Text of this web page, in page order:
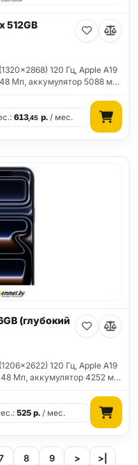
512GB
120 Гц, Apple A19
Мп, аккумулятор 5088 м…
613,45 р./ мес.
(глубокий
120 Гц, Apple A19
Мп, аккумулятор 4252 м…
525 р. / мес.
8 9 > >|